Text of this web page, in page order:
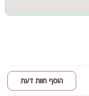
הוסף חוות דעת